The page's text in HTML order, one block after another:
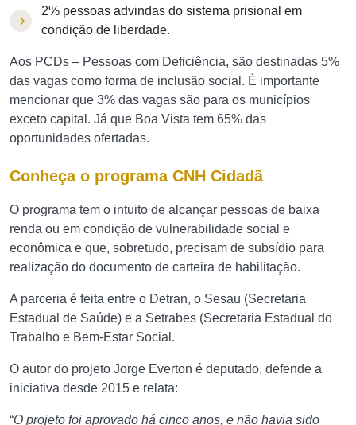
2% pessoas advindas do sistema prisional em
condição de liberdade.
Aos PCDs – Pessoas com Deficiência, são destinadas 5%
das vagas como forma de inclusão social. É importante
mencionar que 3% das vagas são para os municípios
exceto capital. Já que Boa Vista tem 65% das
oportunidades ofertadas.
Conheça o programa CNH Cidadã
O programa tem o intuito de alcançar pessoas de baixa
renda ou em condição de vulnerabilidade social e
econômica e que, sobretudo, precisam de subsídio para
realização do documento de carteira de habilitação.
A parceria é feita entre o Detran, o Sesau (Secretaria
Estadual de Saúde) e a Setrabes (Secretaria Estadual do
Trabalho e Bem-Estar Social.
O autor do projeto Jorge Everton é deputado, defende a
iniciativa desde 2015 e relata:
“O projeto foi aprovado há cinco anos, e não havia sido